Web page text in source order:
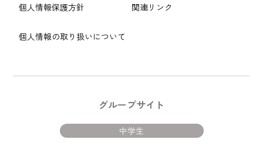
個人情報保護方針
個人情報の取り扱いについて
関連リンク
グループサイト
中学生